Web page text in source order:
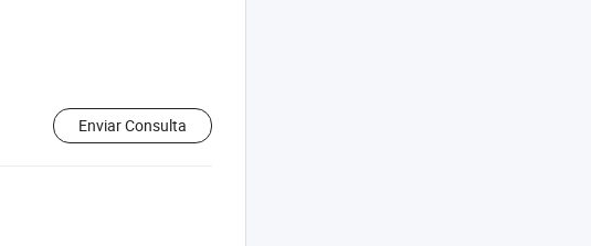
Enviar Consulta